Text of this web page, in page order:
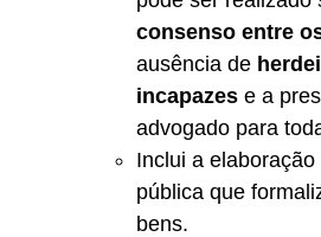
consenso entre
ausência de
incapazes e a
advogado para
Inclui a
pública que
bens.